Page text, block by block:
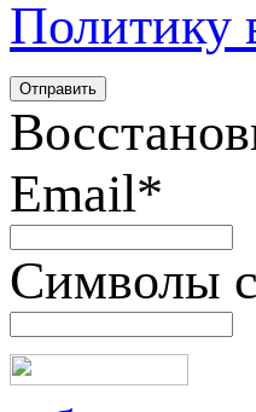
Политику
Email*
Символы